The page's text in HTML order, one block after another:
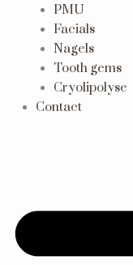
PMU
Facials
Nagels
Tooth gems
Cryolipolyse
Contact